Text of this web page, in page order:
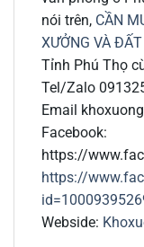
nói trên, CẦN
XƯỞNG VÀ
Tỉnh Phú Thọ
Tel/Zalo
Email
Facebook:
https://
https://
Webside: